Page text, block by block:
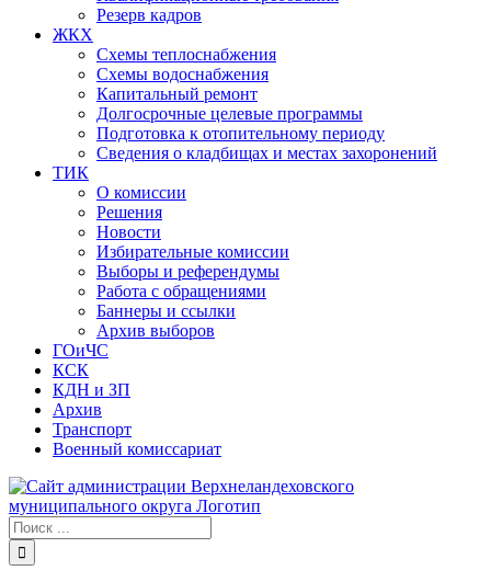
Резерв кадров
ЖКХ
Схемы теплоснабжения
Схемы водоснабжения
Капитальный ремонт
Долгосрочные целевые программы
Подготовка к отопительному периоду
Сведения о кладбищах и местах захоронений
ТИК
О комиссии
Решения
Новости
Избирательные комиссии
Выборы и референдумы
Работа с обращениями
Баннеры и ссылки
Архив выборов
ГОиЧС
КСК
КДН и ЗП
Архив
Транспорт
Военный комиссариат
Результат
поиска: